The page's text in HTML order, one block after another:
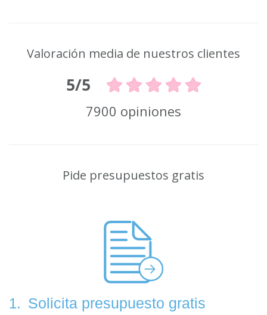
Valoración media de nuestros clientes
5/5
7900 opiniones
Pide presupuestos gratis
1. Solicita presupuesto gratis